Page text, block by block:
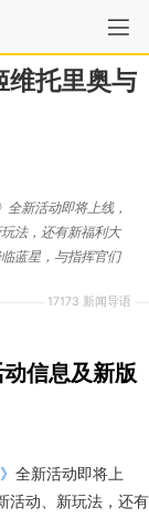
维托里奥与
17173 新闻导语
新活动即将上线，
法，还有新福利大
蓝星，与指挥官们
信息及新版
全新活动即将上
活动、新玩法，还有